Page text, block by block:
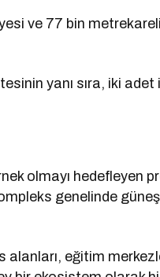
ve 77 bin
yanı sıra, iki
olmayı hedefleyen
genelinde
alanları, eğitim